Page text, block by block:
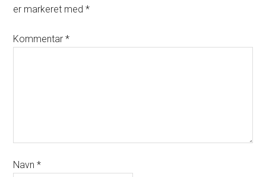
er markeret med*
Kommentar*
Navn*